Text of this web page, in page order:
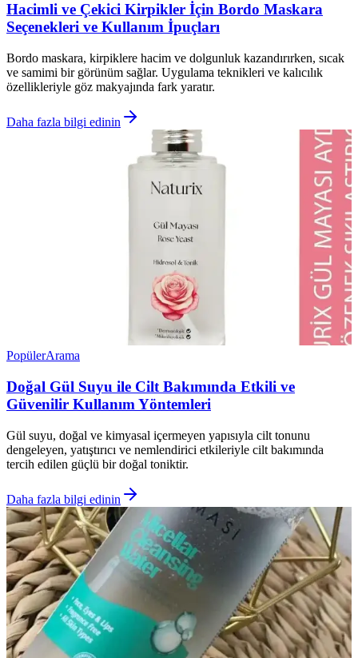
Hacimli ve Çekici Kirpikler İçin Bordo Maskara
Seçenekleri ve Kullanım İpuçları
Bordo maskara, kirpiklere hacim ve dolgunluk kazandırırken, sıcak
ve samimi bir görünüm sağlar. Uygulama teknikleri ve kalıcılık
özellikleriyle göz makyajında fark yaratır.
Daha fazla bilgi edinin
PopülerArama
Doğal Gül Suyu ile Cilt Bakımında Etkili ve
Güvenilir Kullanım Yöntemleri
Gül suyu, doğal ve kimyasal içermeyen yapısıyla cilt tonunu
dengeleyen, yatıştırıcı ve nemlendirici etkileriyle cilt bakımında
tercih edilen güçlü bir doğal toniktir.
Daha fazla bilgi edinin